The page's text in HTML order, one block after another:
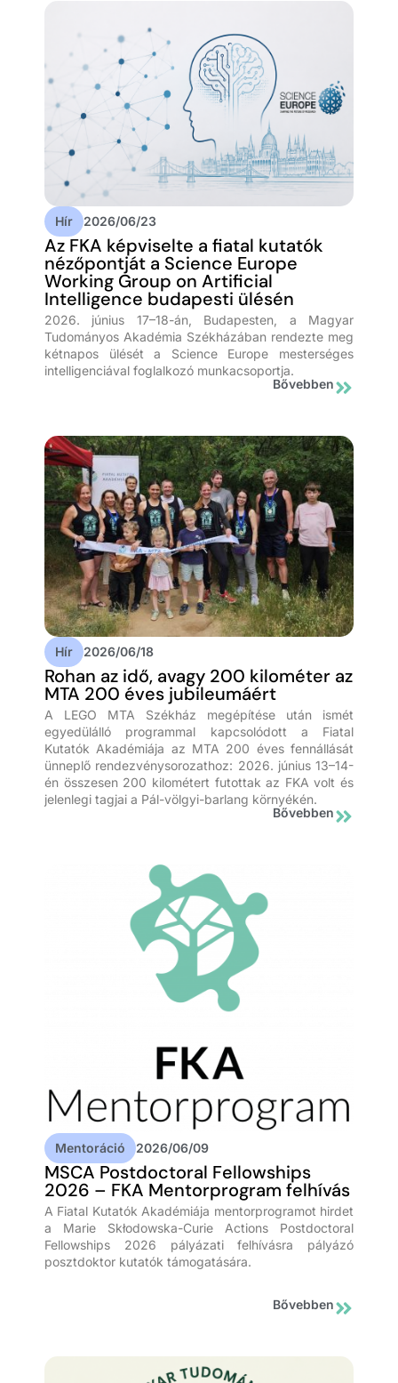
Hír 2026/06/23
Az FKA képviselte a fiatal kutatók
nézőpontját a Science Europe
Working Group on Artificial
Intelligence budapesti ülésén
2026. június 17–18-án, Budapesten, a Magyar
Tudományos Akadémia Székházában rendezte meg
kétnapos ülését a Science Europe mesterséges
intelligenciával foglalkozó munkacsoportja.
Bővebben
Hír 2026/06/18
Rohan az idő, avagy 200 kilométer az
MTA 200 éves jubileumáért
A LEGO MTA Székház megépítése után ismét
egyedülálló programmal kapcsolódott a Fiatal
Kutatók Akadémiája az MTA 200 éves fennállását
ünneplő rendezvénysorozathoz: 2026. június 13–14-
én összesen 200 kilométert futottak az FKA volt és
jelenlegi tagjai a Pál-völgyi-barlang környékén.
Bővebben
Mentoráció 2026/06/09
MSCA Postdoctoral Fellowships
2026 – FKA Mentorprogram felhívás
A Fiatal Kutatók Akadémiája mentorprogramot hirdet
a Marie Skłodowska-Curie Actions Postdoctoral
Fellowships 2026 pályázati felhívásra pályázó
posztdoktor kutatók támogatására.
Bővebben